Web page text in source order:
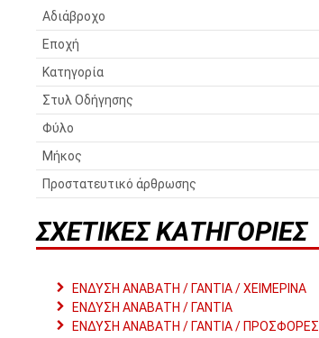
Αδιάβροχο
Εποχή
Κατηγορία
Στυλ Οδήγησης
Φύλο
Μήκος
Προστατευτικό άρθρωσης
ΣΧΕΤΙΚΈΣ ΚΑΤΗΓΟΡΊΕΣ
ΕΝΔΥΣΗ ΑΝΑΒΑΤΗ / ΓΑΝΤΙΑ / ΧΕΙΜΕΡΙΝΑ
ΕΝΔΥΣΗ ΑΝΑΒΑΤΗ / ΓΑΝΤΙΑ
ΕΝΔΥΣΗ ΑΝΑΒΑΤΗ / ΓΑΝΤΙΑ / ΠΡΟΣΦΟΡΕΣ